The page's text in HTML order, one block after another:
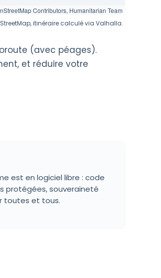
Contributors, Humanitarian Team
itinéraire calculé via Valhalla.
(avec péages).
et réduire votre
est en logiciel libre : code
protégées, souveraineté
toutes et tous.